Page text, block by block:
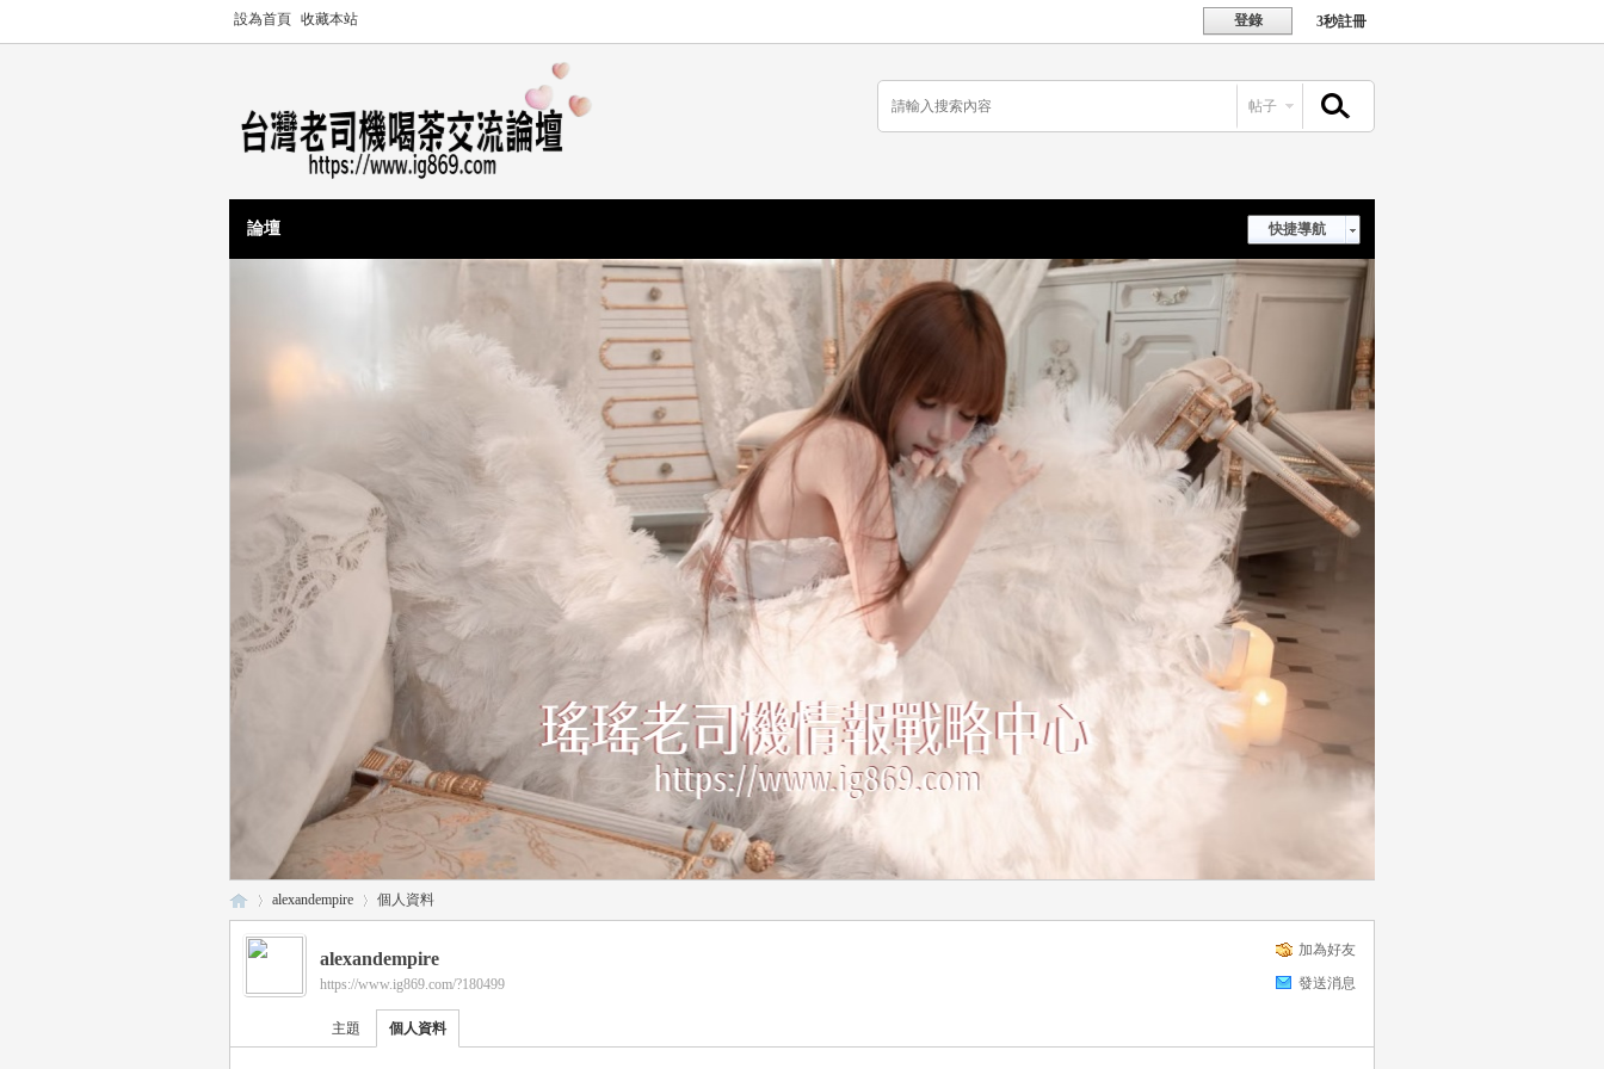
設為首頁 收藏本站 登錄 3秒註冊
帖子
快捷導航
論壇
›
alexandempire 個人資料
加為好友
發送消息
alexandempire
https://www.ig869.com/?180499
主題 個人資料